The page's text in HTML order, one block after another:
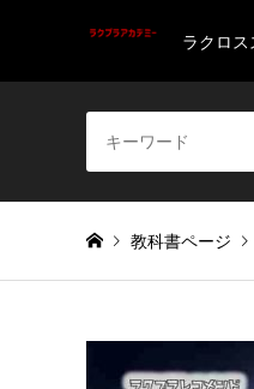
ラクロ
教科書ページ